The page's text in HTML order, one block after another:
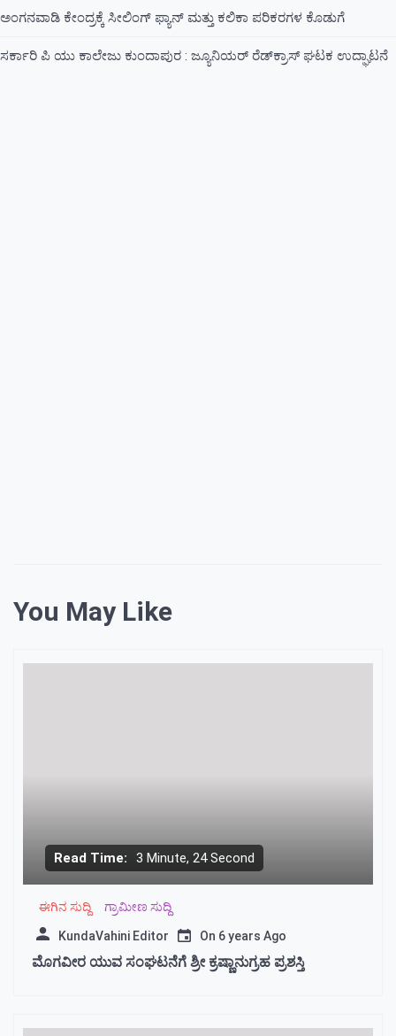
ಅಂಗನವಾಡಿ ಕೇಂದ್ರಕ್ಕೆ ಸೀಲಿಂಗ್ ಫ್ಯಾನ್ ಮತ್ತು ಕಲಿಕಾ ಪರಿಕರಗಳ ಕೊಡುಗೆ
ಸರ್ಕಾರಿ ಪಿ ಯು ಕಾಲೇಜು ಕುಂದಾಪುರ : ಜ್ಯೂನಿಯರ್‌ ರೆಡ್‌ಕ್ರಾಸ್‌ ಘಟಕ ಉದ್ಘಾಟನೆ
You May Like
Read Time: 3 Minute, 24 Second
ಈಗಿನ ಸುದ್ದಿ ಗ್ರಾಮೀಣ ಸುದ್ದಿ
KundaVahini Editor On 6 years Ago
ಮೊಗವೀರ ಯುವ ಸಂಘಟನೆಗೆ ಶ್ರೀ ಕ್ರಷ್ಣಾನುಗ್ರಹ ಪ್ರಶಸ್ತಿ